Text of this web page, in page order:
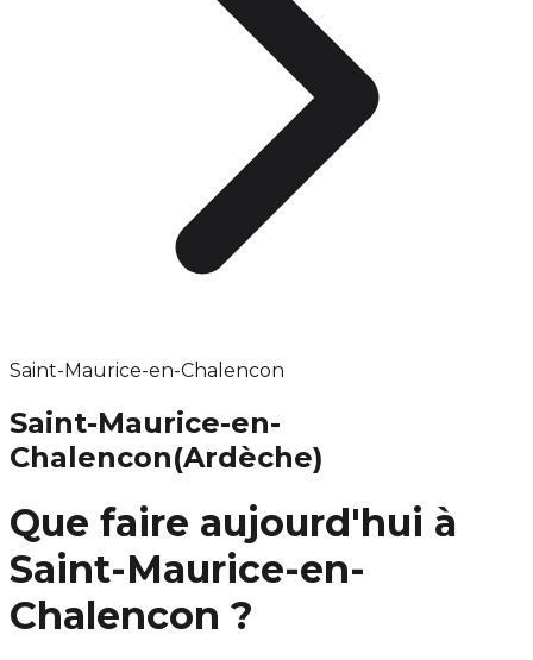
Saint-Maurice-en-Chalencon
Saint-Maurice-en-
Chalencon(Ardèche)
Que faire aujourd'hui à
Saint-Maurice-en-
Chalencon ?